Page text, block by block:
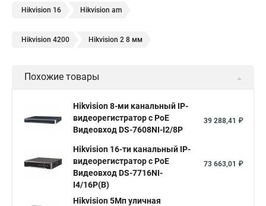
Hikvision 16 Hikvision am
Hikvision 4200 Hikvision 2 8 мм
Похожие товары
Hikvision 8-ми канальный IP-
видеорегистратор c PoE
Видеовход DS-7608NI-I2/8P
39 288,41 ₽
Hikvision 16-ти канальный IP-
видеорегистратор c PoE
Видеовход DS-7716NI-
I4/16P(B)
73 663,01 ₽
Hikvision 5Мп уличная